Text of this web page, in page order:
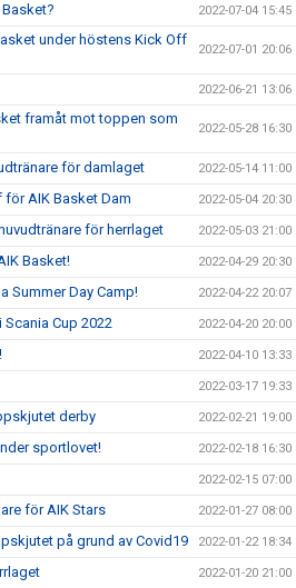
2022-07-04 15:45
under höstens Kick Off
2022-07-01 20:06
2022-06-21 13:06
framåt mot toppen som
2022-05-28 16:30
för damlaget 2022-05-14 11:00
AIK Basket Dam 2022-05-04 20:30
för herrlaget 2022-05-03 21:00
Basket! 2022-04-29 20:30
Summer Day Camp! 2022-04-22 20:07
Cup 2022 2022-04-20 20:00
2022-04-10 13:33
2022-03-17 19:33
derby 2022-02-21 19:00
sportlovet! 2022-02-18 16:30
2022-02-15 07:00
för AIK Stars 2022-01-27 08:00
på grund av Covid19 2022-01-22 18:34
2022-01-20 21:00